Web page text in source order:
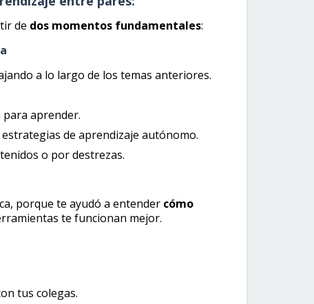
de dos momentos fundamentales:
a lo largo de los temas anteriores.
aprender.
de aprendizaje autónomo.
o por destrezas.
porque te ayudó a entender cómo
te funcionan mejor.
tus colegas.